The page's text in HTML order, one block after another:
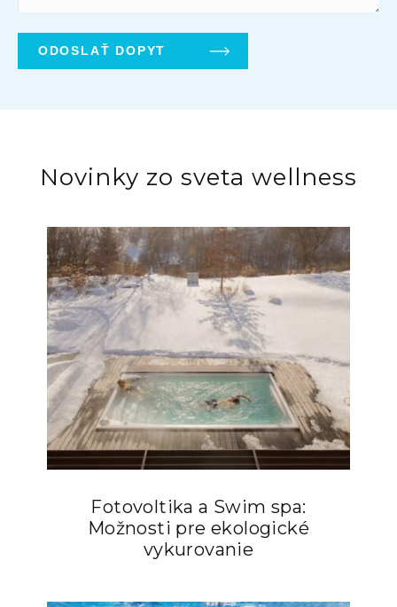
Novinky zo sveta wellness
Fotovoltika a Swim spa:
Možnosti pre ekologické
vykurovanie